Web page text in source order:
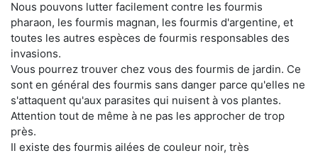
Nous pouvons lutter facilement contre les fourmis
pharaon, les fourmis magnan, les fourmis d'argentine, et
toutes les autres espèces de fourmis responsables des
invasions.
Vous pourrez trouver chez vous des fourmis de jardin. Ce
sont en général des fourmis sans danger parce qu'elles ne
s'attaquent qu'aux parasites qui nuisent à vos plantes.
Attention tout de même à ne pas les approcher de trop
près.
Il existe des fourmis ailées de couleur noir, très